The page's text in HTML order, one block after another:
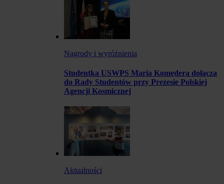
Nagrody i wyróżnienia
Studentka USWPS Maria Komędera dołącza
do Rady Studentów przy Prezesie Polskiej
Agencji Kosmicznej
Aktualności